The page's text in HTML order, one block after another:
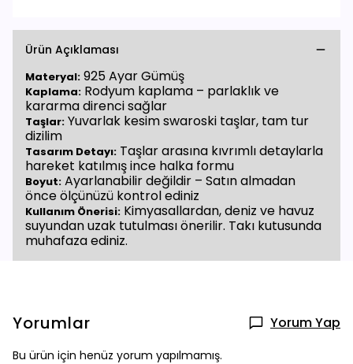
Ürün Açıklaması
Materyal: 925 Ayar Gümüş
Kaplama: Rodyum kaplama – parlaklık ve
kararma direnci sağlar
Taşlar: Yuvarlak kesim swaroski taşlar, tam tur
dizilim
Tasarım Detayı: Taşlar arasına kıvrımlı detaylarla
hareket katılmış ince halka formu
Boyut: Ayarlanabilir değildir – Satın almadan
önce ölçünüzü kontrol ediniz
Kullanım Önerisi: Kimyasallardan, deniz ve havuz
suyundan uzak tutulması önerilir. Takı kutusunda
muhafaza ediniz.
Yorumlar Yorum Yap
Bu ürün için henüz yorum yapılmamış.